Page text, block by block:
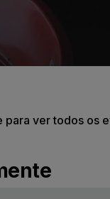
para ver todos os